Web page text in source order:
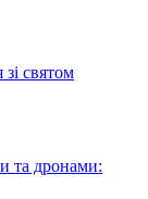
зі святом
та дронами: